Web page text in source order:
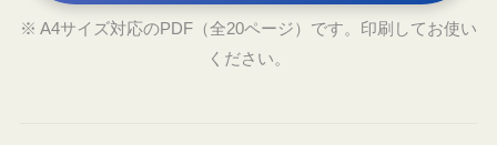
※ A4サイズ対応のPDF（全20ページ）です。印刷してお使い
ください。